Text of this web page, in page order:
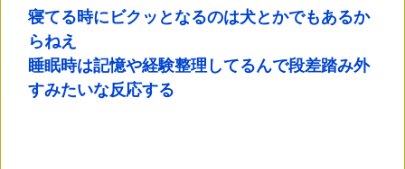
寝てる時にビクッとなるのは犬とかでもあるか
らねえ
睡眠時は記憶や経験整理してるんで段差踏み外
すみたいな反応する